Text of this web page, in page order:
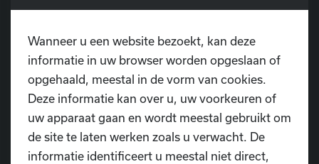
Wanneer u een website bezoekt, kan deze
informatie in uw browser worden opgeslaan of
opgehaald, meestal in de vorm van cookies.
Deze informatie kan over u, uw voorkeuren of
uw apparaat gaan en wordt meestal gebruikt om
de site te laten werken zoals u verwacht. De
informatie identificeert u meestal niet direct,
Heb je nog vragen?